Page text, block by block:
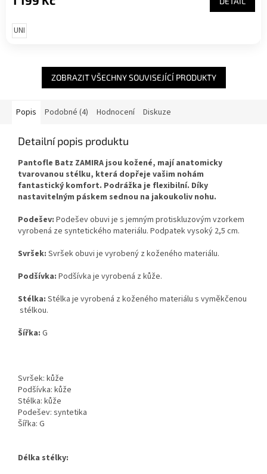
UNI
ZOBRAZIT VŠECHNY SOUVISEJÍCÍ PRODUKTY
Popis Podobné (4) Hodnocení Diskuze
Detailní popis produktu
Pantofle Batz ZAMIRA jsou kožené, mají anatomicky
tvarovanou stélku, která dopřeje vašim nohám
fantastický komfort. Podrážka je flexibilní. Díky
nastavitelným páskem sednou na jakoukoliv nohu.
Podešev: Podešev obuvi je s jemným protiskluzovým vzorkem
vyrobená ze syntetického materiálu. Podpatek vysoký 2,5 cm.
Svršek: Svršek obuvi je vyrobený z koženého materiálu.
Podšívka: Podšívka je vyrobená z kůže.
Stélka: Stélka je vyrobená z koženého materiálu s vyměkčenou
stélkou.
Šířka: G
Svršek: kůže
Podšívka: kůže
Stélka: kůže
Podešev: syntetika
Šířka: G
Délka stélky: